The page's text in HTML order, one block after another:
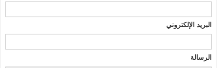
البريد الإلكتروني
الرسالة